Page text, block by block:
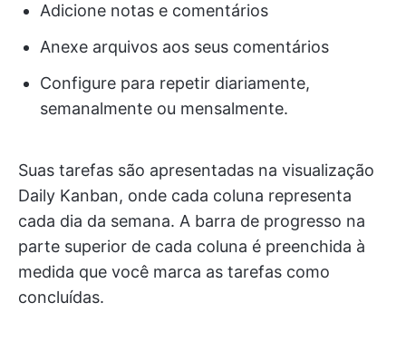
Adicione notas e comentários
Anexe arquivos aos seus comentários
Configure para repetir diariamente,
semanalmente ou mensalmente.
Suas tarefas são apresentadas na visualização
Daily Kanban, onde cada coluna representa
cada dia da semana. A barra de progresso na
parte superior de cada coluna é preenchida à
medida que você marca as tarefas como
concluídas.